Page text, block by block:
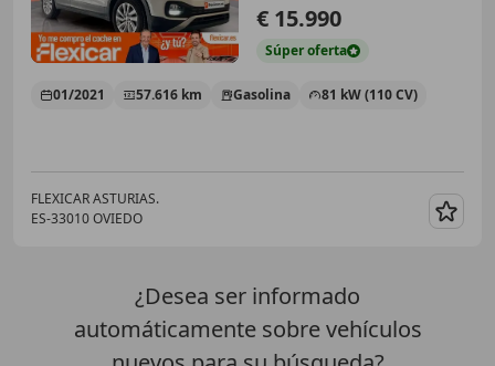
€ 15.990
Súperoferta
01/2021 57.616 km Gasolina 81 kW (110 CV)
FLEXICAR ASTURIAS.
ES-33010 OVIEDO
¿Desea ser informado
automáticamente sobre vehículos